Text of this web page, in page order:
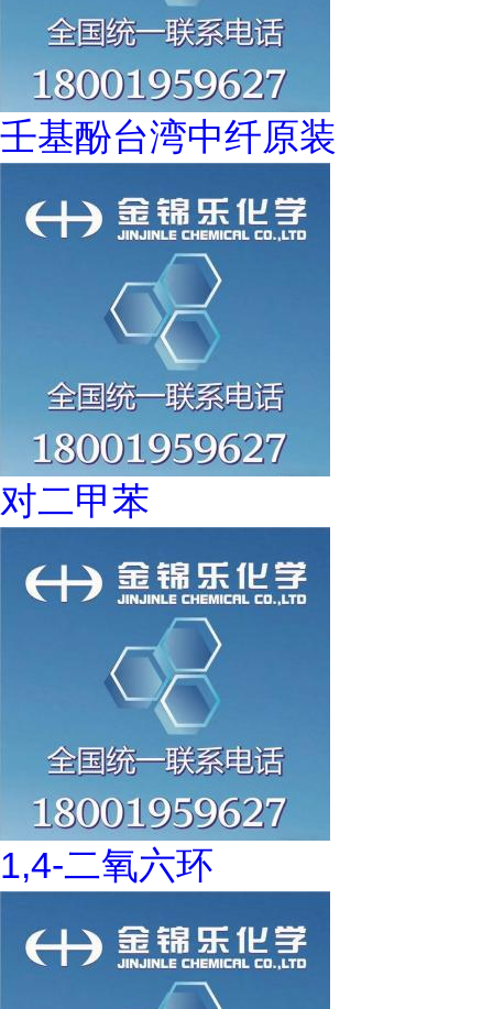
壬基酚台湾中纤原装
对二甲苯
1,4-二氧六环